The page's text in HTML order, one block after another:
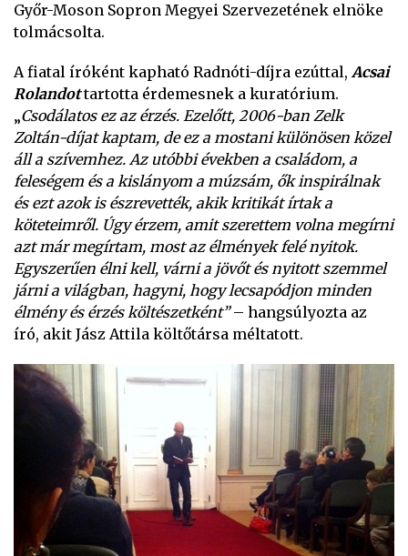
Győr-Moson Sopron Megyei Szervezetének elnöke
tolmácsolta.
A fiatal íróként kapható Radnóti-díjra ezúttal, Acsai
Rolandottartotta érdemesnek a kuratórium.
„Csodálatos ez az érzés. Ezelőtt, 2006-ban Zelk
Zoltán-díjat kaptam, de ez a mostani különösen közel
áll a szívemhez. Az utóbbi években a családom, a
feleségem és a kislányom a múzsám, ők inspirálnak
és ezt azok is észrevették, akik kritikát írtak a
köteteimről. Úgy érzem, amit szerettem volna megírni
azt már megírtam, most az élmények felé nyitok.
Egyszerűen élni kell, várni a jövőt és nyitott szemmel
járni a világban, hagyni, hogy lecsapódjon minden
élmény és érzés költészetként”– hangsúlyozta az
író, akit Jász Attila költőtársa méltatott.